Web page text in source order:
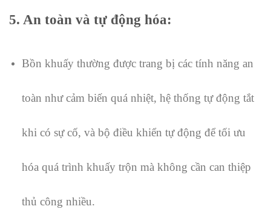
5. An toàn và tự động hóa:
Bồn khuấy thường được trang bị các tính năng an
toàn như cảm biến quá nhiệt, hệ thống tự động tắt
khi có sự cố, và bộ điều khiển tự động để tối ưu
hóa quá trình khuấy trộn mà không cần can thiệp
thủ công nhiều.